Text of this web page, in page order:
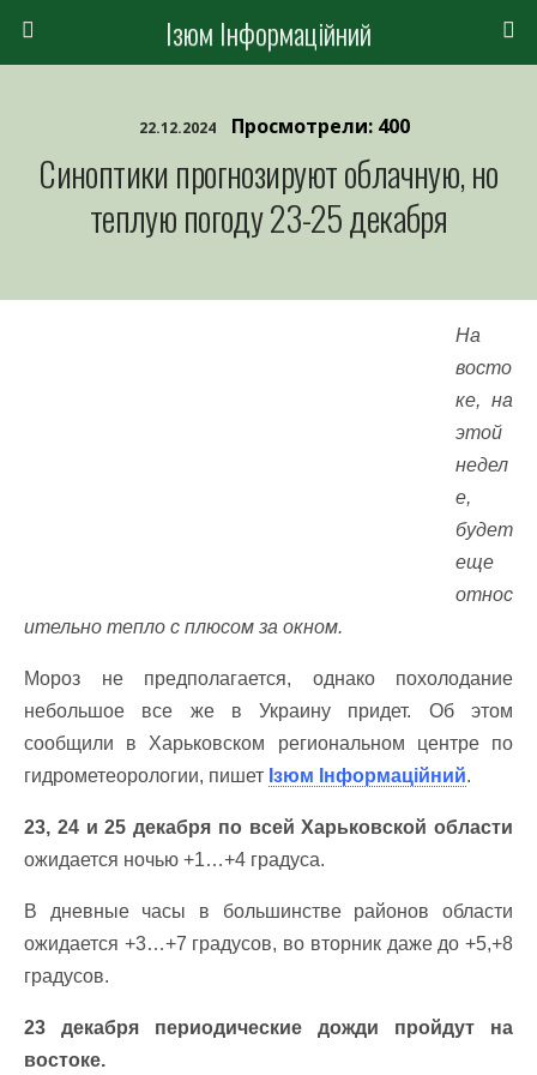
Ізюм Інформаційний
22.12.2024 Просмотрели: 400
Синоптики прогнозируют облачную, но
теплую погоду 23-25 ​​декабря
На
восто
ке, на
этой
недел
е,
будет
еще
относ
ительно тепло с плюсом за окном.
Мороз не предполагается, однако похолодание
небольшое все же в Украину придет. Об этом
сообщили в Харьковском региональном центре по
гидрометеорологии, пишет Ізюм Інформаційний.
23, 24 и 25 декабря по всей Харьковской области
ожидается ночью +1…+4 градуса.
В дневные часы в большинстве районов области
ожидается +3…+7 градусов, во вторник даже до +5,+8
градусов.
23 декабря периодические дожди пройдут на
востоке.